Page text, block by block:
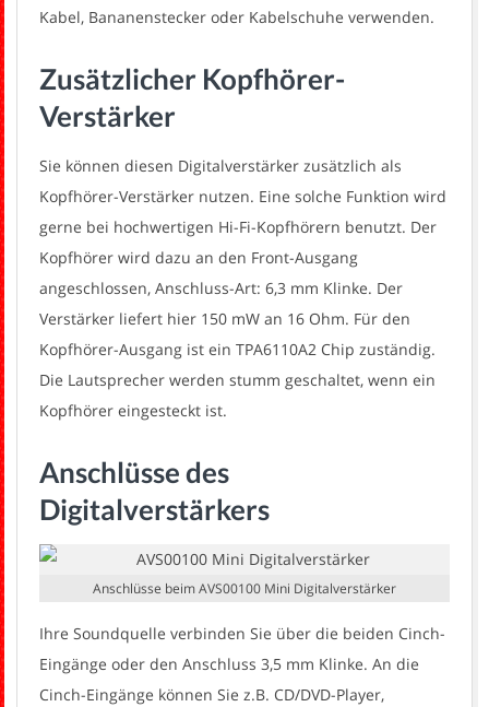
Kabel, Bananenstecker oder Kabelschuhe verwenden.
Zusätzlicher Kopfhörer-
Verstärker
Sie können diesen Digitalverstärker zusätzlich als
Kopfhörer-Verstärker nutzen. Eine solche Funktion wird
gerne bei hochwertigen Hi-Fi-Kopfhörern benutzt. Der
Kopfhörer wird dazu an den Front-Ausgang
angeschlossen, Anschluss-Art: 6,3 mm Klinke. Der
Verstärker liefert hier 150 mW an 16 Ohm. Für den
Kopfhörer-Ausgang ist ein TPA6110A2 Chip zuständig.
Die Lautsprecher werden stumm geschaltet, wenn ein
Kopfhörer eingesteckt ist.
Anschlüsse des
Digitalverstärkers
Anschlüsse beim AVS00100 Mini Digitalverstärker
Ihre Soundquelle verbinden Sie über die beiden Cinch-
Eingänge oder den Anschluss 3,5 mm Klinke. An die
Cinch-Eingänge können Sie z.B. CD/DVD-Player,